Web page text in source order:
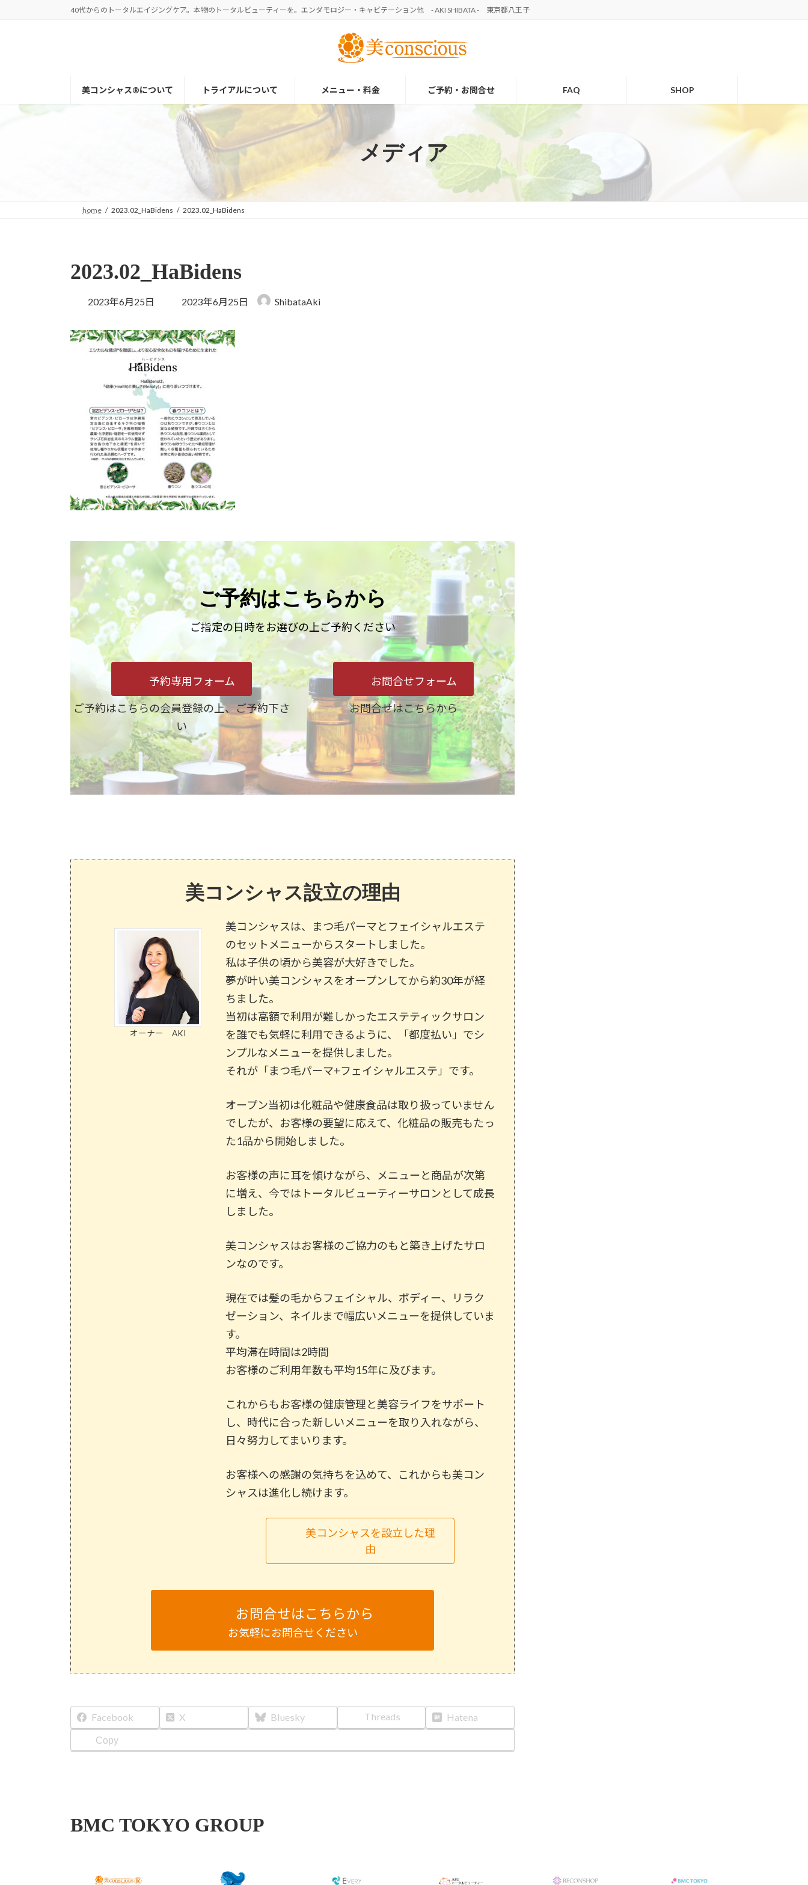
40代からのトータルエイジングケア。本物のトータルビューティーを。エンダモロジー・キャビテーション他 - AKI SHIBATA - 東京都八王子
美コンシャス®について トライアルについて メニュー・料金 ご予約・お問合せ FAQ SHOP
メディア
home 2023.02_HaBidens 2023.02_HaBidens
2023.02_HaBidens
2023年6月25日
最
新
日
2023年6月25日 ShibataAki
ご予約はこちらから
ご指定の日時をお選びの上ご予約ください
予約専用フォーム
ご予約はこちらの会員登録の上、ご予約下さ
い
お問合せフォーム
お問合せはこちらから
美コンシャス設立の理由
オーナー AKI
美コンシャスは、まつ毛パーマとフェイシャルエステ
のセットメニューからスタートしました。
私は子供の頃から美容が大好きでした。
夢が叶い美コンシャスをオープンしてから約30年が経
ちました。
当初は高額で利用が難しかったエステティックサロン
を誰でも気軽に利用できるように、「都度払い」でシ
ンプルなメニューを提供しました。
それが「まつ毛パーマ+フェイシャルエステ」です。
オープン当初は化粧品や健康食品は取り扱っていません
でしたが、お客様の要望に応えて、化粧品の販売もたっ
た1品から開始しました。
お客様の声に耳を傾けながら、メニューと商品が次第
に増え、今ではトータルビューティーサロンとして成長
しました。
美コンシャスはお客様のご協力のもと築き上げたサロ
ンなのです。
現在では髪の毛からフェイシャル、ボディー、リラク
ゼーション、ネイルまで幅広いメニューを提供していま
す。
平均滞在時間は2時間
お客様のご利用年数も平均15年に及びます。
これからもお客様の健康管理と美容ライフをサポート
し、時代に合った新しいメニューを取り入れながら、
日々努力してまいります。
お客様への感謝の気持ちを込めて、これからも美コン
シャスは進化し続けます。
美コンシャスを設立した理
由
お問合せはこちらから
お気軽にお問合せください
Facebook X Bluesky Threads Hatena
Copy
BMC TOKYO GROUP